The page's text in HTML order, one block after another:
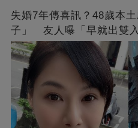
失婚7年傳喜訊？48歲本
子」 友人曝「早就出雙